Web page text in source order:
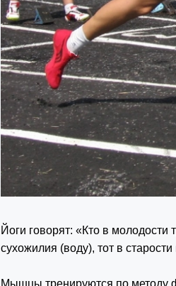
Йоги говорят: «Кто в молодости
сухожилия (воду), тот в